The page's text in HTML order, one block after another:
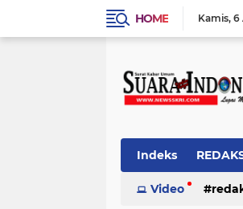
HOME Kamis 6
Indeks
Video